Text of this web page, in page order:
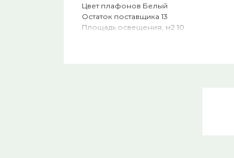
Цвет плафонов Белый
Остаток поставщика 13
Площадь освещения, м2 10